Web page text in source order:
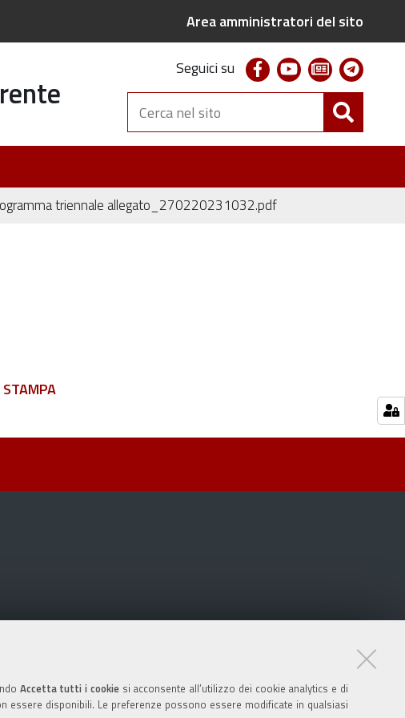
Accetta tutti i cookiesi acconsente all’utilizzo dei cookie analytics e di
essere disponibili. Le preferenze possono essere modificate in qualsiasi
Area amministratori del sito
Seguici su facebookyoutubenewsletter
Cerca
nel
sito
triennale allegato_270220231032.pdf
STAMPA